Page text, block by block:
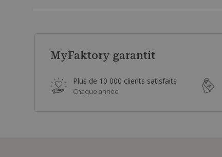
MyFaktory garantit
Plus de 10 000 clients satisfaits
Chaque année